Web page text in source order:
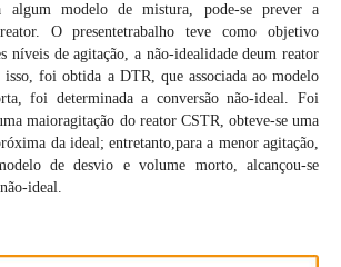
algum modelo de mistura, pode-se prever a
O presentetrabalho teve como objetivo
níveis de agitação, a não-idealidade deum reator
foi obtida a DTR, que associada ao modelo
foi determinada a conversão não-ideal. Foi
maioragitação do reator CSTR, obteve-se uma
da ideal; entretanto,para a menor agitação,
de desvio e volume morto, alcançou-se
ideal.